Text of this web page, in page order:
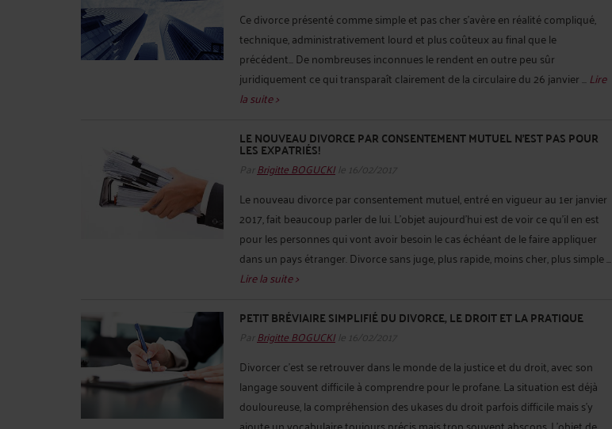
Ce divorce présenté comme simple et pas cher s’avère en réalité compliqué,
technique, administrativement lourd et plus coûteux au final que le
précédent... De nombreuses inconnues le rendent en outre peu sûr
juridiquement ce qui transparaît clairement de la circulaire du 26 janvier ...Lire
la suite >
LE NOUVEAU DIVORCE PAR CONSENTEMENT MUTUEL N’EST PAS POUR
LES EXPATRIÉS!
Par Brigitte BOGUCKI le 16/02/2017
Le nouveau divorce par consentement mutuel, entré en vigueur au 1er janvier
2017, fait beaucoup parler de lui. L’objet aujourd’hui est de voir ce qu’il en est
pour les personnes qui vont avoir besoin le cas échéant de le faire appliquer
dans un pays étranger. Divorce sans juge, plus rapide, moins cher, plus simple ...
Lire la suite >
PETIT BRÉVIAIRE SIMPLIFIÉ DU DIVORCE, LE DROIT ET LA PRATIQUE
Par Brigitte BOGUCKI le 16/02/2017
Divorcer c’est se retrouver dans le monde de la justice et du droit, avec son
langage souvent difficile à comprendre pour le profane. La situation est déjà
douloureuse, la compréhension des ukases du droit parfois difficile mais s’y